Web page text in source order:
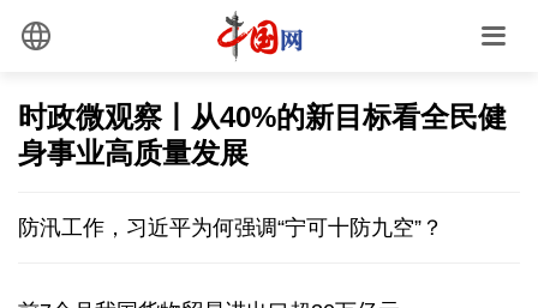
时政微观察丨从40%的新目标看全民健
身事业高质量发展
防汛工作，习近平为何强调“宁可十防九空”？